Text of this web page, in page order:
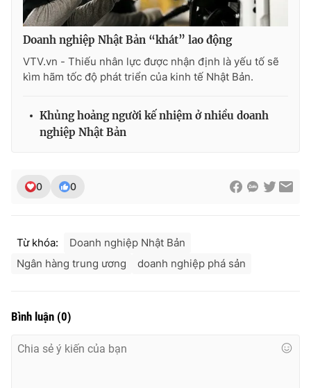
Ðiện thoại Thời báo VTV:
024.66 897 897
Email:toasoan@vtv.vn
Liên hệ quảng cáo:024-7300.7108
® Cấm sao chép dưới mọi hình thức nếu không có sự chấp
thông tin từ website này.
Doanh nghiệp Nhật Bản “khát” lao động
VTV.vn - Thiếu nhân lực được nhận định là yếu tố sẽ
kìm hãm tốc độ phát triển của kinh tế Nhật Bản.
Khủng hoảng người kế nhiệm ở nhiều doanh
nghiệp Nhật Bản
0 0
Từ khóa:
Doanh nghiệp Nhật Bản
Ngân hàng trung ương
doanh nghiệp phá sản
Bình luận (0)